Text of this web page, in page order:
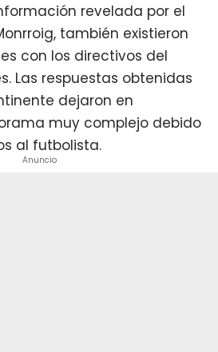
revelada por el
también existieron
con los directivos del
Las respuestas obtenidas
dejaron en
muy complejo debido
al futbolista.
Anuncio